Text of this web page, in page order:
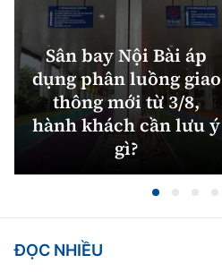
Sân bay Nội Bài áp
dụng phân luồng giao
thông mới từ 3/8,
hành khách cần lưu ý
gì?
ĐỌC NHIỀU